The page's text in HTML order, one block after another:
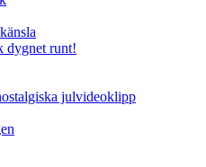
dygnet runt!
julvideoklipp